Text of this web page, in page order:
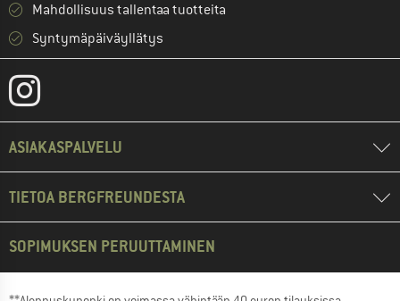
Mahdollisuus tallentaa tuotteita
Syntymäpäiväyllätys
ASIAKASPALVELU
TIETOA BERGFREUNDESTA
SOPIMUKSEN PERUUTTAMINEN